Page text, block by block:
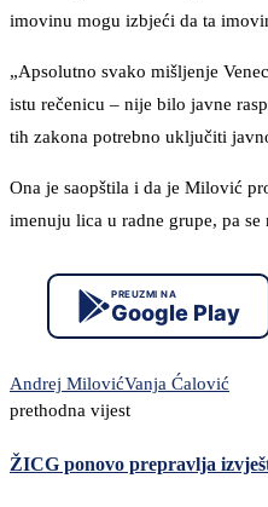
imovinu mogu izbjeći da ta
„Apsolutno svako mišljenje
istu rečenicu – nije bilo javne
tih zakona potrebno uključiti
Ona je saopštila i da je Milović
imenuju lica u radne grupe, pa se
PREUZMI NA
Google Play
Andrej MilovićVanja Ćalović
prethodna vijest
ŽICG ponovo prepravlja